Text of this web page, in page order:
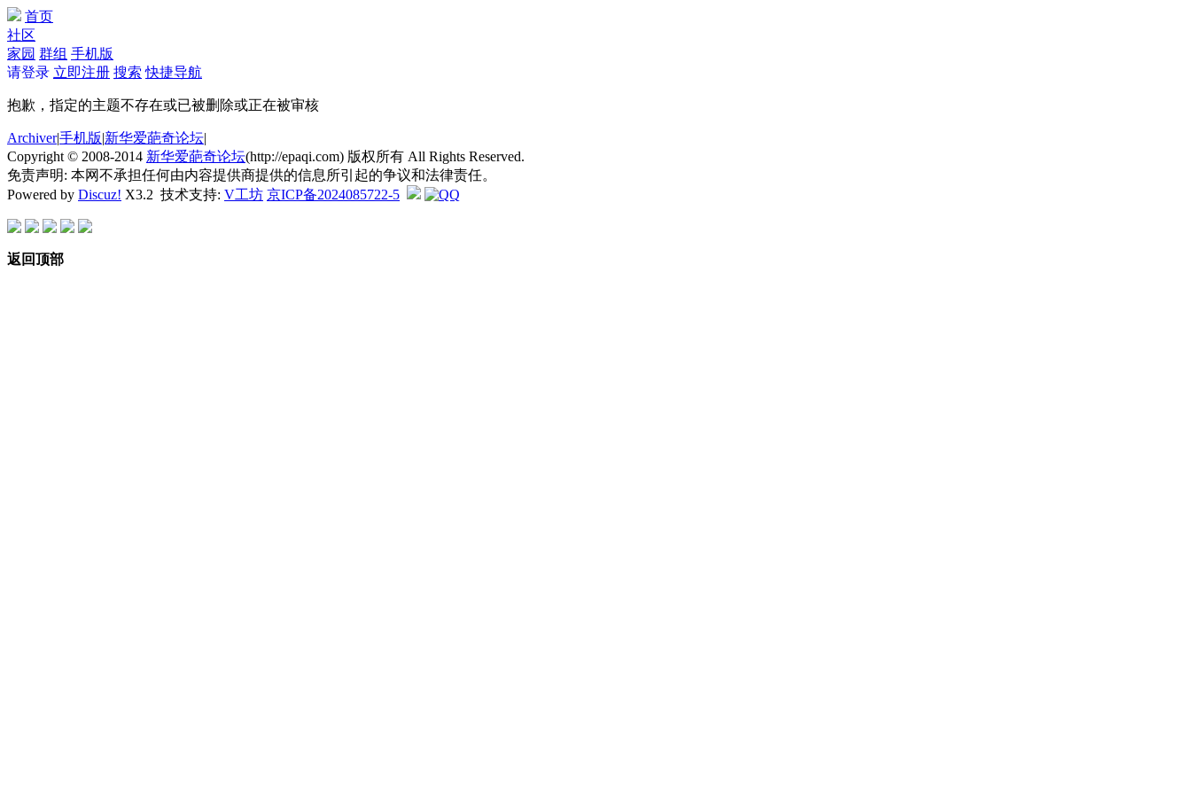
首页
社区
家园 群组 手机版
请登录 立即注册 搜索 快捷导航
抱歉，指定的主题不存在或已被删除或正在被审核
Archiver|手机版|新华爱葩奇论坛|
Copyright © 2008-2014 新华爱葩奇论坛(http://epaqi.com) 版权所有 All Rights Reserved.
免责声明: 本网不承担任何由内容提供商提供的信息所引起的争议和法律责任。
Powered by Discuz! X3.2 技术支持: V工坊 京ICP备2024085722-5
返回顶部